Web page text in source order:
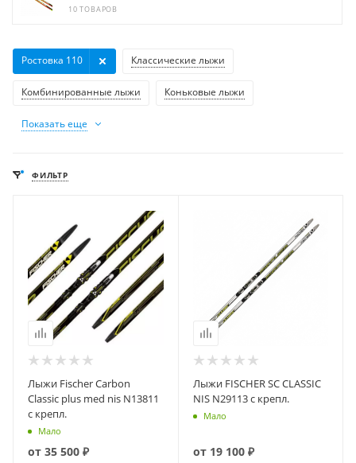
10 ТОВАРОВ
Классические лыжи
Комбинированные лыжи Коньковые лыжи
Ростовка 110
Показать еще
ФИЛЬТР
Лыжи Fischer Carbon
Classic plus med nis N13811
с крепл.
Мало
от 35 500 ₽
Лыжи FISCHER SC CLASSIC
NIS N29113 с крепл.
Мало
от 19 100 ₽